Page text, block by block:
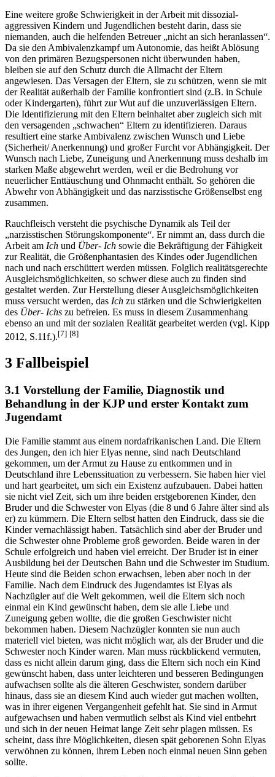
Eine weitere große Schwierigkeit in der Arbeit mit dissozial-
aggressiven Kindern und Jugendlichen besteht darin, dass sie
niemanden, auch die helfenden Betreuer „nicht an sich heranlassen“.
Da sie den Ambivalenzkampf um Autonomie, das heißt Ablösung
von den primären Bezugspersonen nicht überwunden haben,
bleiben sie auf den Schutz durch die Allmacht der Eltern
angewiesen. Das Versagen der Eltern, sie zu schützen, wenn sie mit
der Realität außerhalb der Familie konfrontiert sind (z.B. in Schule
oder Kindergarten), führt zur Wut auf die unzuverlässigen Eltern.
Die Identifizierung mit den Eltern beinhaltet aber zugleich sich mit
den versagenden „schwachen“ Eltern zu identifizieren. Daraus
resultiert eine starke Ambivalenz zwischen Wunsch und Liebe
(Sicherheit/ Anerkennung) und großer Furcht vor Abhängigkeit. Der
Wunsch nach Liebe, Zuneigung und Anerkennung muss deshalb im
starken Maße abgewehrt werden, weil er die Bedrohung vor
neuerlicher Enttäuschung und Ohnmacht enthält. So gehören die
Abwehr von Abhängigkeit und das narzisstische Größenselbst eng
zusammen.
Rauchfleisch versteht die psychische Dynamik als Teil der
„narzisstischen Störungskomponente“. Er nimmt an, dass durch die
Arbeit am Ich und Über- Ich sowie die Bekräftigung der Fähigkeit
zur Realität, die Größenphantasien des Kindes oder Jugendlichen
nach und nach erschüttert werden müssen. Folglich realitätsgerechte
Ausgleichsmöglichkeiten, so schwer diese auch zu finden sind
gestaltet werden. Zur Herstellung dieser Ausgleichsmöglichkeiten
muss versucht werden, das Ich zu stärken und die Schwierigkeiten
des Über- Ichs zu befreien. Es muss in diesem Zusammenhang
ebenso an und mit der sozialen Realität gearbeitet werden (vgl. Kipp
2012, S.11f.).[7] [8]
3 Fallbeispiel
3.1 Vorstellung der Familie, Diagnostik und
Behandlung in der KJP und erster Kontakt zum
Jugendamt
Die Familie stammt aus einem nordafrikanischen Land. Die Eltern
des Jungen, den ich hier Elyas nenne, sind nach Deutschland
gekommen, um der Armut zu Hause zu entkommen und in
Deutschland ihre Lebenssituation zu verbessern. Sie haben hier viel
und hart gearbeitet, um sich ein Existenz aufzubauen. Dabei hatten
sie nicht viel Zeit, sich um ihre beiden erstgeborenen Kinder, den
Bruder und die Schwester von Elyas (die 8 und 6 Jahre älter sind als
er) zu kümmern. Die Eltern selbst hatten den Eindruck, dass sie die
Kinder vernachlässigt haben. Tatsächlich sind aber der Bruder und
die Schwester ohne Probleme groß geworden. Beide waren in der
Schule erfolgreich und haben viel erreicht. Der Bruder ist in einer
Ausbildung bei der Deutschen Bahn und die Schwester im Studium.
Heute sind die Beiden schon erwachsen, leben aber noch in der
Familie. Nach dem Eindruck des Jugendamtes ist Elyas als
Nachzügler auf die Welt gekommen, weil die Eltern sich noch
einmal ein Kind gewünscht haben, dem sie alle Liebe und
Zuneigung geben wollte, die die großen Geschwister nicht
bekommen haben. Diesem Nachzügler konnten sie nun auch
materiell viel bieten, was nicht möglich war, als der Bruder und die
Schwester noch Kinder waren. Man muss rückblickend vermuten,
dass es nicht allein darum ging, dass die Eltern sich noch ein Kind
gewünscht haben, dass unter leichteren und besseren Bedingungen
aufwachsen sollte als die älteren Geschwister, sondern darüber
hinaus, dass sie an diesem Kind auch wieder gut machen wollten,
was in ihrer eigenen Vergangenheit gefehlt hat. Sie sind in Armut
aufgewachsen und haben vermutlich selbst als Kind viel entbehrt
und sich in der neuen Heimat lange Zeit sehr plagen müssen. Es
scheint, dass ihre Möglichkeiten, diesen spät geborenen Sohn Elyas
verwöhnen zu können, ihrem Leben noch einmal neuen Sinn geben
sollte.